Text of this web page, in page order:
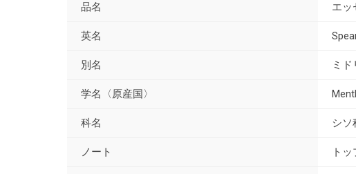
品名 エッ
英名
別名 ミ
学名〈原産国〉
科名 シソ
ノート トッ